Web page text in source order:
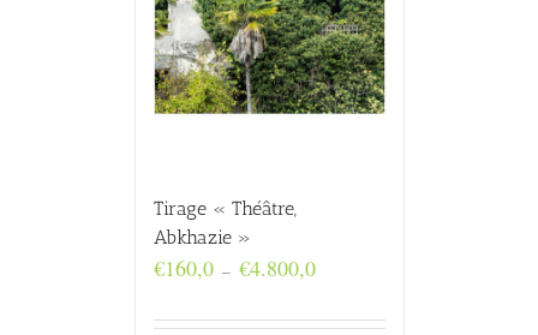
Tirage « Théâtre,
Abkhazie »
€160,0 – €4.800,0Plage
€160,0